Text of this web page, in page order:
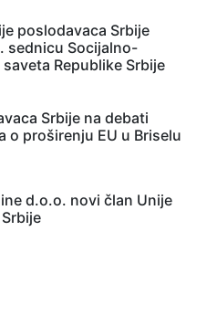
poslodavaca Srbije
sednicu Socijalno-
Republike Srbije
Srbije na debati
o proširenju EU u Briselu
d.o.o. novi član Unije